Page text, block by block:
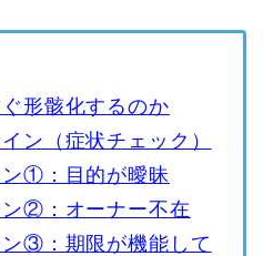
形骸化するのか
ン（症状チェック）
①：目的が曖昧
②：オーナー不在
③：期限が機能して